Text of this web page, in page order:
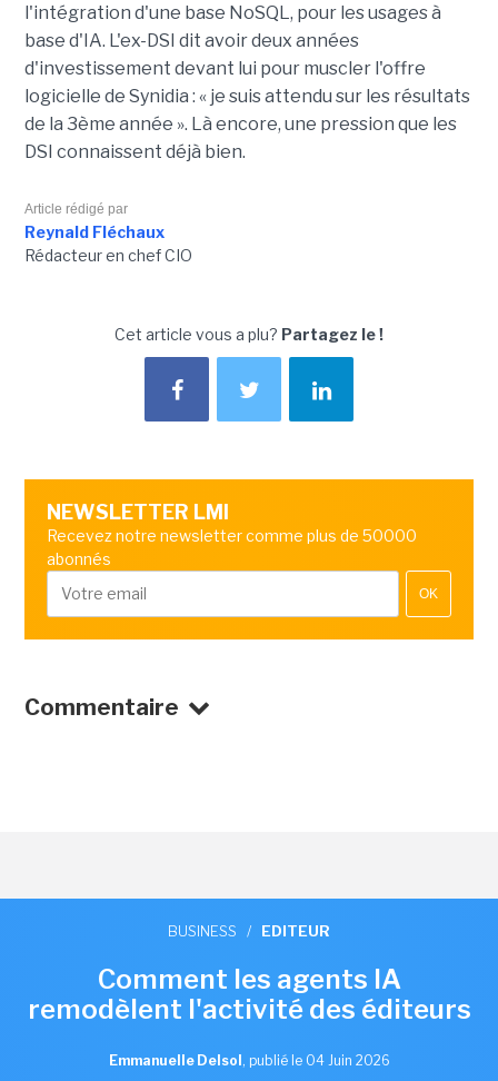
l'intégration d'une base NoSQL, pour les usages à
base d'IA. L'ex-DSI dit avoir deux années
d'investissement devant lui pour muscler l'offre
logicielle de Synidia : « je suis attendu sur les résultats
de la 3ème année ». Là encore, une pression que les
DSI connaissent déjà bien.
Article rédigé par
Reynald Fléchaux
Rédacteur en chef CIO
Cet article vous a plu? Partagez le !
NEWSLETTER LMI
Recevez notre newsletter comme plus de 50000
abonnés
OK
Commentaire
BUSINESS / EDITEUR
Comment les agents IA
remodèlent l'activité des éditeurs
Emmanuelle Delsol , publié le 04 Juin 2026